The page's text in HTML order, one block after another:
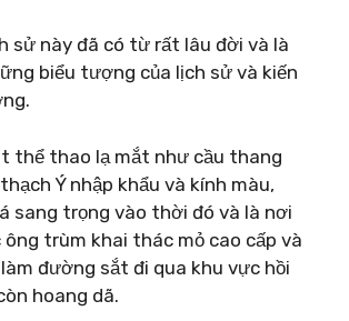
sử này đã có từ rất lâu đời và là
biểu tượng của lịch sử và kiến
thể thao lạ mắt như cầu thang
Ý nhập khẩu và kính màu,
sang trọng vào thời đó và là nơi
ông trùm khai thác mỏ cao cấp và
đường sắt đi qua khu vực hồi
hoang dã.